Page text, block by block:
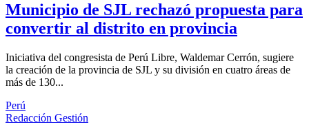
Municipio de SJL rechazó propuesta para
convertir al distrito en provincia
Iniciativa del congresista de Perú Libre, Waldemar Cerrón, sugiere
la creación de la provincia de SJL y su división en cuatro áreas de
más de 130...
Perú
Redacción Gestión